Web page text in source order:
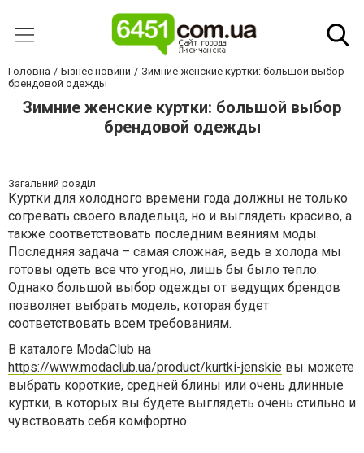
Головна Бізнес новини
Зимние женские куртки: большой выбор
брендовой одежды
Зимние женские куртки: большой выбор
брендовой одежды
Загальний розділ
Куртки для холодного времени года должны не только
согревать своего владельца, но и выглядеть красиво, а
также соответствовать последним веяниям моды.
Последняя задача – самая сложная, ведь в холода мы
готовы одеть все что угодно, лишь бы было тепло.
Однако большой выбор одежды от ведущих брендов
позволяет выбрать модель, которая будет
соответствовать всем требованиям.
В каталоге ModaClub на
https://www.modaclub.ua/product/kurtki-jenskie вы можете
выбрать короткие, средней блины или очень длинные
куртки, в которых вы будете выглядеть очень стильно и
чувствовать себя комфортно.